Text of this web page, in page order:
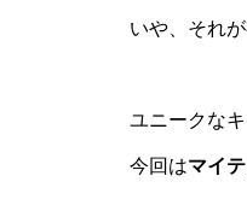
いや、それ
ユニークな
今回はマイ